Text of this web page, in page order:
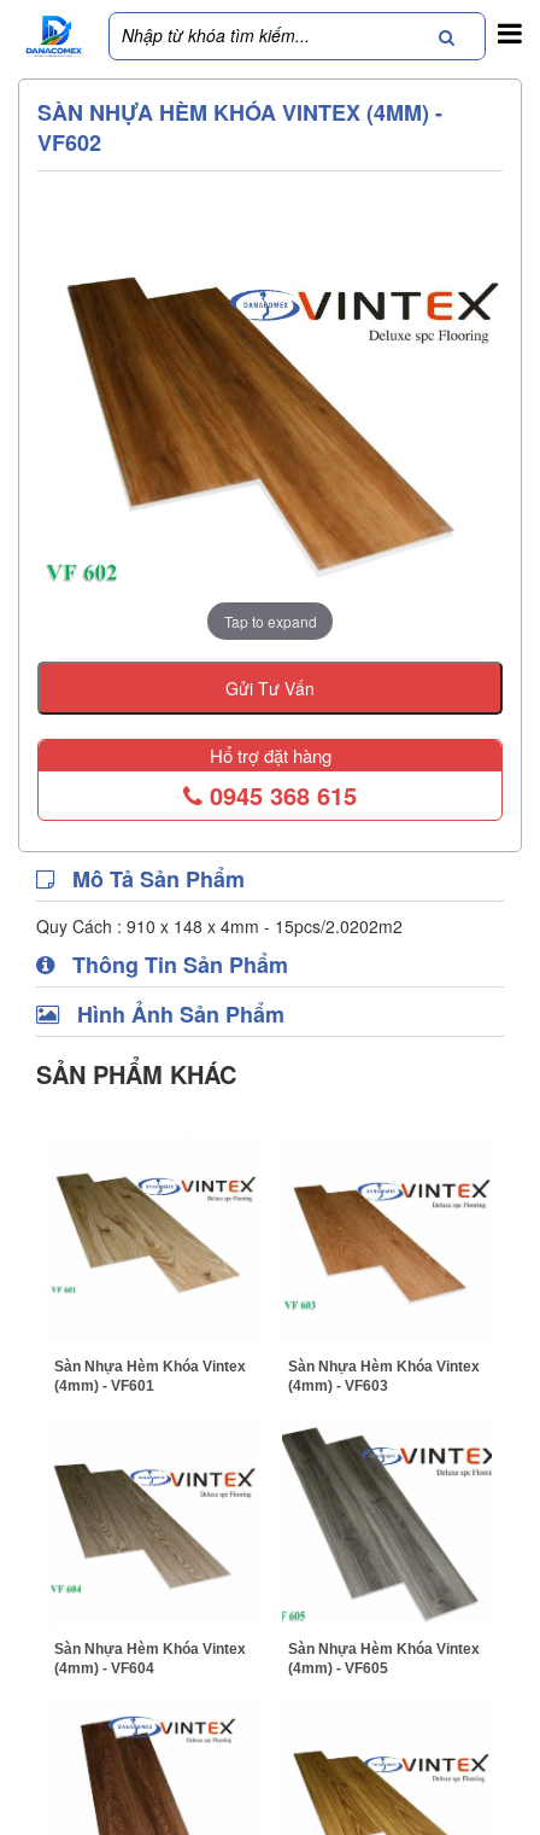
SÀN NHỰA HÈM KHÓA VINTEX (4MM) -
VF602
Tap to expand
Gửi Tư Vấn
Hổ trợ đặt hàng
0945 368 615
Mô Tả Sản Phẩm
Quy Cách : 910 x 148 x 4mm - 15pcs/2.0202m2
Thông Tin Sản Phẩm
Hình Ảnh Sản Phẩm
SẢN PHẨM KHÁC
Sàn Nhựa Hèm Khóa Vintex
(4mm) - VF601
Sàn Nhựa Hèm Khóa Vintex
(4mm) - VF603
Sàn Nhựa Hèm Khóa Vintex
(4mm) - VF604
Sàn Nhựa Hèm Khóa Vintex
(4mm) - VF605